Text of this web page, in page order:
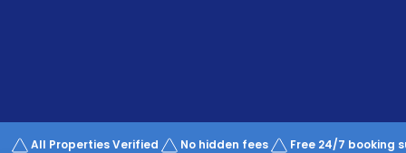
Works
All Properties Verified No hidden fees Free 24/7 booking